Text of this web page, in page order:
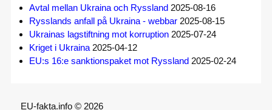
Avtal mellan Ukraina och Ryssland 2025-08-16
Rysslands anfall på Ukraina - webbar 2025-08-15
Ukrainas lagstiftning mot korruption 2025-07-24
Kriget i Ukraina 2025-04-12
EU:s 16:e sanktionspaket mot Ryssland 2025-02-24
EU-fakta.info © 2026